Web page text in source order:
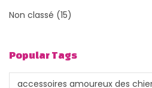
Non classé (15)
Popular Tags
accessoires amoureux des